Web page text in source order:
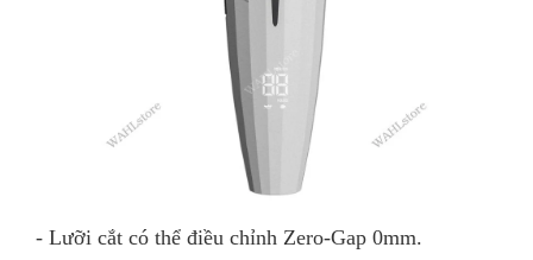
- Lưỡi cắt có thể điều chỉnh Zero-Gap 0mm.